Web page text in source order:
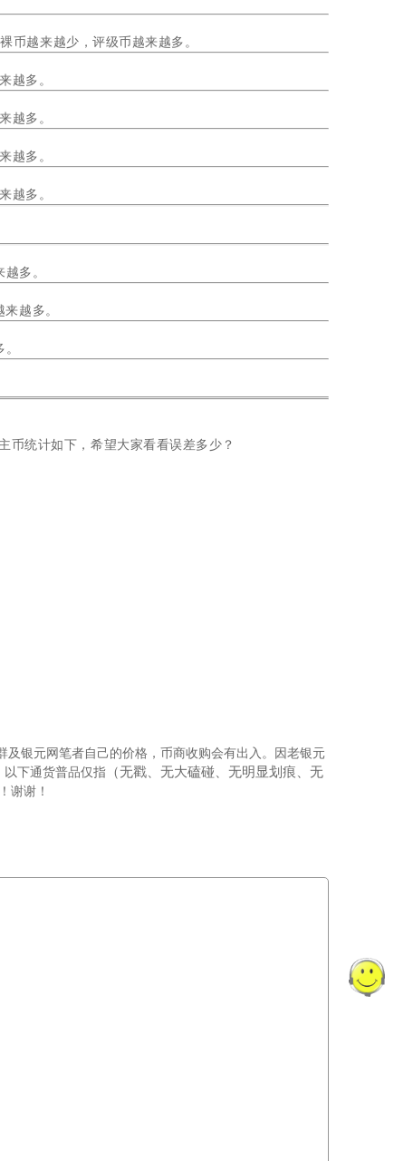
币越来越少，评级币越来越多。
越多。
越多。
越多。
越多。
多。
越多。
币统计如下，希望大家看看误差多少？
银元网笔者自己的价格，币商收购会有出入。因老银元
以下通货普品仅指 （无戳、无大磕碰、无明显划痕、无
谢谢！